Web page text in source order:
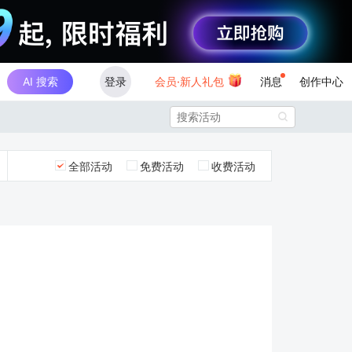
AI 搜索 登录 会员·新人礼包 消息 创作中心

全部活动 免费活动 收费活动